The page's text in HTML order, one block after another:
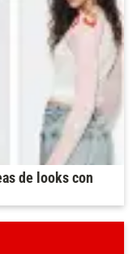
de looks con